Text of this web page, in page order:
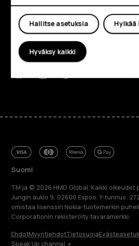
Tietoa meistä
Planet and people
Tuki
FacebookInstagram
TiktokYoutube
Suomi
TM ja © 2026 HMD Global. Kaikki
Jungin aukio 9, 02600 Espoo. Y-tunnus:
omistaa lisenssin Nokia-tuotemerkin
Corporationin rekisteröity tavaramerkki.
EhdotMyyntiehdotTietosuoja
Speak Up channel
Hylkää
Hallitse asetuksia
Hyväksy kaikki